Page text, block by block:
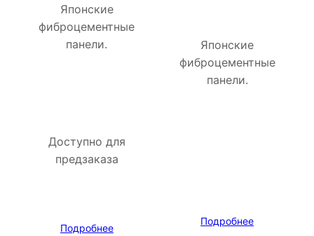
Японские
фиброцементные
панели.
Доступно для
предзаказа
Подробнее
Японские
фиброцементные
панели.
Подробнее